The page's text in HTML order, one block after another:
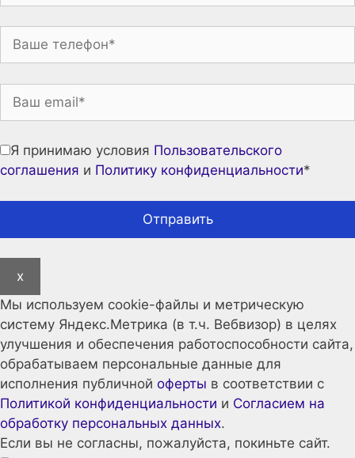
Я принимаю условия Пользовательского
соглашения и Политику конфиденциальности*
x
Мы используем cookie-файлы и метрическую
систему Яндекс.Метрика (в т.ч. Вебвизор) в целях
улучшения и обеспечения работоспособности сайта,
обрабатываем персональные данные для
исполнения публичной оферты в соответствии с
Политикой конфиденциальности и Согласием на
обработку персональных данных.
Если вы не согласны, пожалуйста, покиньте сайт.